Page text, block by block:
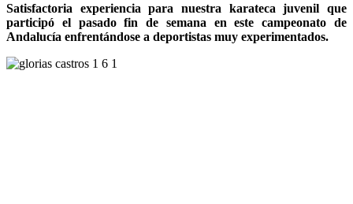
Satisfactoria experiencia para nuestra karateca juvenil que
participó el pasado fin de semana en este campeonato de
Andalucía enfrentándose a deportistas muy experimentados.